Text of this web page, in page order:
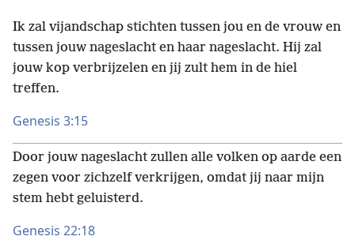
Ik zal vijandschap stichten tussen jou en de vrouw en
tussen jouw nageslacht en haar nageslacht. Hij zal
jouw kop verbrijzelen en jij zult hem in de hiel
treffen.
Genesis 3:15
Door jouw nageslacht zullen alle volken op aarde een
zegen voor zichzelf verkrijgen, omdat jij naar mijn
stem hebt geluisterd.
Genesis 22:18